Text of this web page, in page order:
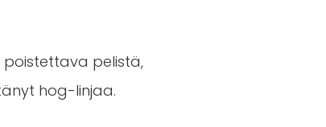
pelistä,
hog-linjaa.